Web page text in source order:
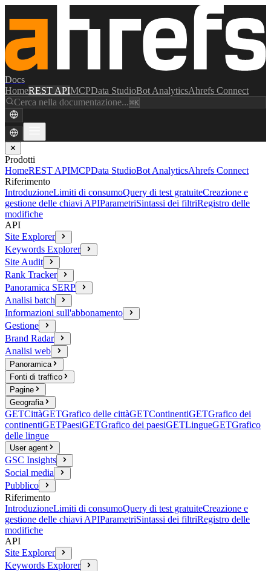
Docs
HomeREST APIMCPData StudioBot AnalyticsAhrefs Connect
Cerca nella documentazione...⌘K
✕
Prodotti
HomeREST APIMCPData StudioBot AnalyticsAhrefs Connect
Riferimento
IntroduzioneLimiti di consumoQuery di test gratuiteCreazione e
gestione delle chiavi APIParametriSintassi dei filtriRegistro delle
modifiche
API
Site Explorer
Keywords Explorer
Site Audit
Rank Tracker
Panoramica SERP
Analisi batch
Informazioni sull'abbonamento
Gestione
Brand Radar
Analisi web
Panoramica
Fonti di traffico
Pagine
Geografia
GETCittàGETGrafico delle cittàGETContinentiGETGrafico dei
continentiGETPaesiGETGrafico dei paesiGETLingueGETGrafico
delle lingue
User agent
GSC Insights
Social media
Pubblico
Riferimento
IntroduzioneLimiti di consumoQuery di test gratuiteCreazione e
gestione delle chiavi APIParametriSintassi dei filtriRegistro delle
modifiche
API
Site Explorer
Keywords Explorer